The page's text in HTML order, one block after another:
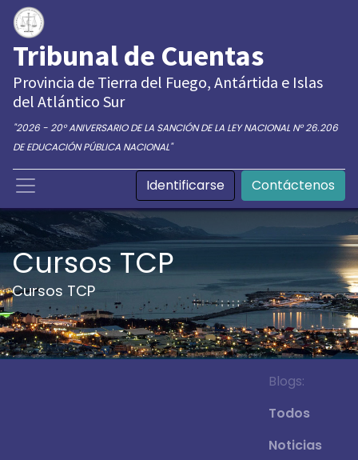
Tribunal de Cuentas
Provincia de Tierra del Fuego, Antártida e Islas
del Atlántico Sur
"2026 - 20° ANIVERSARIO DE LA SANCIÓN DE LA LEY NACIONAL N° 26.206
DE EDUCACIÓN PÚBLICA NACIONAL"
Identificarse Contáctenos
Cursos TCP
Cursos TCP
Blogs:
Todos
Noticias